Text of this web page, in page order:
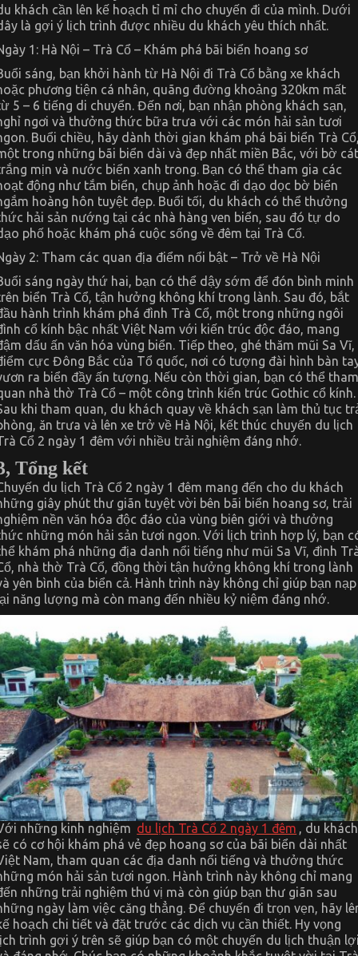
khách cần lên kế hoạch tỉ mỉ cho chuyến đi của mình. Dưới
là gợi ý lịch trình được nhiều du khách yêu thích nhất.
1: Hà Nội – Trà Cổ – Khám phá bãi biển hoang sơ
sáng, bạn khởi hành từ Hà Nội đi Trà Cổ bằng xe khách
phương tiện cá nhân, quãng đường khoảng 320km mất
5 – 6 tiếng di chuyển. Đến nơi, bạn nhận phòng khách sạn,
ngơi và thưởng thức bữa trưa với các món hải sản tươi
Buổi chiều, hãy dành thời gian khám phá bãi biển Trà
trong những bãi biển dài và đẹp nhất miền Bắc, với bờ cát
mịn và nước biển xanh trong. Bạn có thể tham gia các
động như tắm biển, chụp ảnh hoặc đi dạo dọc bờ biển
hoàng hôn tuyệt đẹp. Buổi tối, du khách có thể thưởng
hải sản nướng tại các nhà hàng ven biển, sau đó tự do
phố hoặc khám phá cuộc sống về đêm tại Trà Cổ.
2: Tham các quan địa điểm nổi bật – Trở về Hà Nội
sáng ngày thứ hai, bạn có thể dậy sớm để đón bình minh
biển Trà Cổ, tận hưởng không khí trong lành. Sau đó, bắt
hành trình khám phá đình Trà Cổ, một trong những ngôi
cổ kính bậc nhất Việt Nam với kiến trúc độc đáo, mang
dấu ấn văn hóa vùng biển. Tiếp theo, ghé thăm mũi Sa Vĩ,
cực Đông Bắc của Tổ quốc, nơi có tượng đài hình bàn
ra biển đầy ấn tượng. Nếu còn thời gian, bạn có thể tham
nhà thờ Trà Cổ – một công trình kiến trúc Gothic cổ kính.
khi tham quan, du khách quay về khách sạn làm thủ tục
ăn trưa và lên xe trở về Hà Nội, kết thúc chuyến du lịch
Cổ 2 ngày 1 đêm với nhiều trải nghiệm đáng nhớ.
Tổng kết
du lịch Trà Cổ 2 ngày 1 đêm mang đến cho du khách
giây phút thư giãn tuyệt vời bên bãi biển hoang sơ, trải
nền văn hóa độc đáo của vùng biên giới và thưởng
những món hải sản tươi ngon. Với lịch trình hợp lý, bạn
khám phá những địa danh nổi tiếng như mũi Sa Vĩ, đình
nhà thờ Trà Cổ, đồng thời tận hưởng không khí trong lành
yên bình của biển cả. Hành trình này không chỉ giúp bạn nạp
năng lượng mà còn mang đến nhiều kỷ niệm đáng nhớ.
những kinh nghiệm du lịch Trà Cổ 2 ngày 1 đêm , du khách
có cơ hội khám phá vẻ đẹp hoang sơ của bãi biển dài nhất
Nam, tham quan các địa danh nổi tiếng và thưởng thức
món hải sản tươi ngon. Hành trình này không chỉ mang
những trải nghiệm thú vị mà còn giúp bạn thư giãn sau
ngày làm việc căng thẳng. Để chuyến đi trọn vẹn, hãy
hoạch chi tiết và đặt trước các dịch vụ cần thiết. Hy vọng
trình gợi ý trên sẽ giúp bạn có một chuyến du lịch thuận